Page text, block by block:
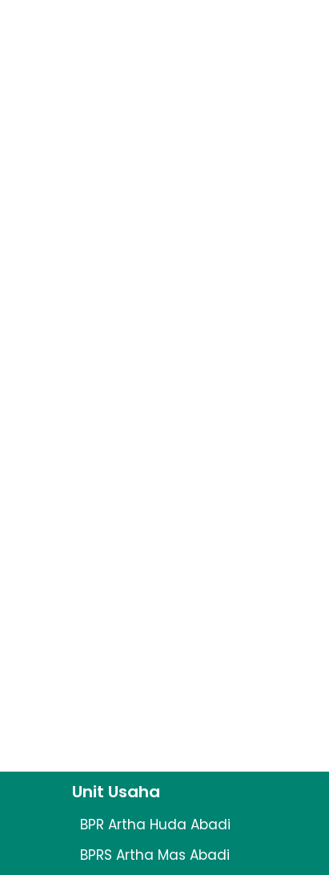
Unit Usaha
BPR Artha Huda Abadi
BPRS Artha Mas Abadi